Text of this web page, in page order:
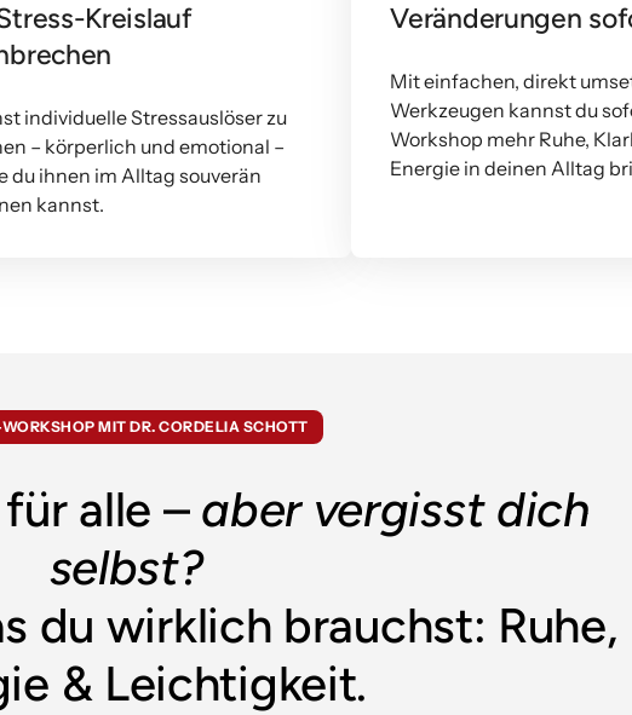
Kreislauf
individuelle Stressauslöser zu
– körperlich und emotional –
du ihnen im Alltag souverän
kannst.
Veränderungen
Mit einfachen, direkt
Werkzeugen kannst du
Workshop mehr Ruhe,
Energie in deinen Alltag
MIT DR. CORDELIA SCHOTT
alle – aber vergisst dich
selbst?
du wirklich brauchst: Ruhe,
& Leichtigkeit.